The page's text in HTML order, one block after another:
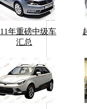
年重磅中级车
汇总